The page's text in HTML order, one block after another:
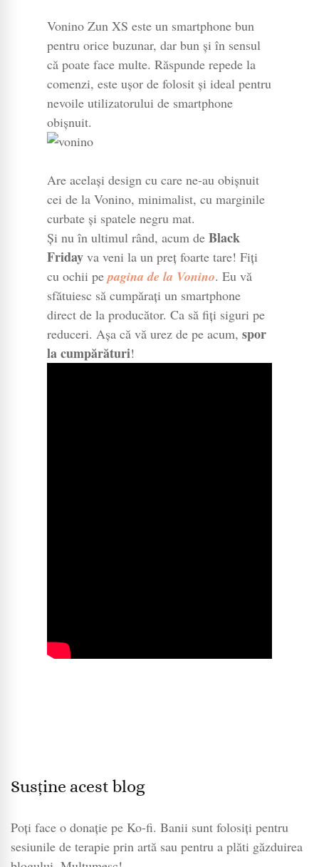
Vonino Zun XS este un smartphone bun
pentru orice buzunar, dar bun și în sensul
că poate face multe. Răspunde repede la
comenzi, este ușor de folosit și ideal pentru
nevoile utilizatorului de smartphone
obișnuit.
Are același design cu care ne-au obișnuit
cei de la Vonino, minimalist, cu marginile
curbate și spatele negru mat.
Și nu în ultimul rând, acum de Black
Fridayva veni la un preț foarte tare! Fiți
cu ochii pe pagina de la Vonino. Eu vă
sfătuiesc să cumpărați un smartphone
direct de la producător. Ca să fiți siguri pe
reduceri. Așa că vă urez de pe acum, spor
la cumpărături!
Susține acest blog
Poți face o donație pe Ko-fi. Banii sunt folosiți pentru
sesiunile de terapie prin artă sau pentru a plăti găzduirea